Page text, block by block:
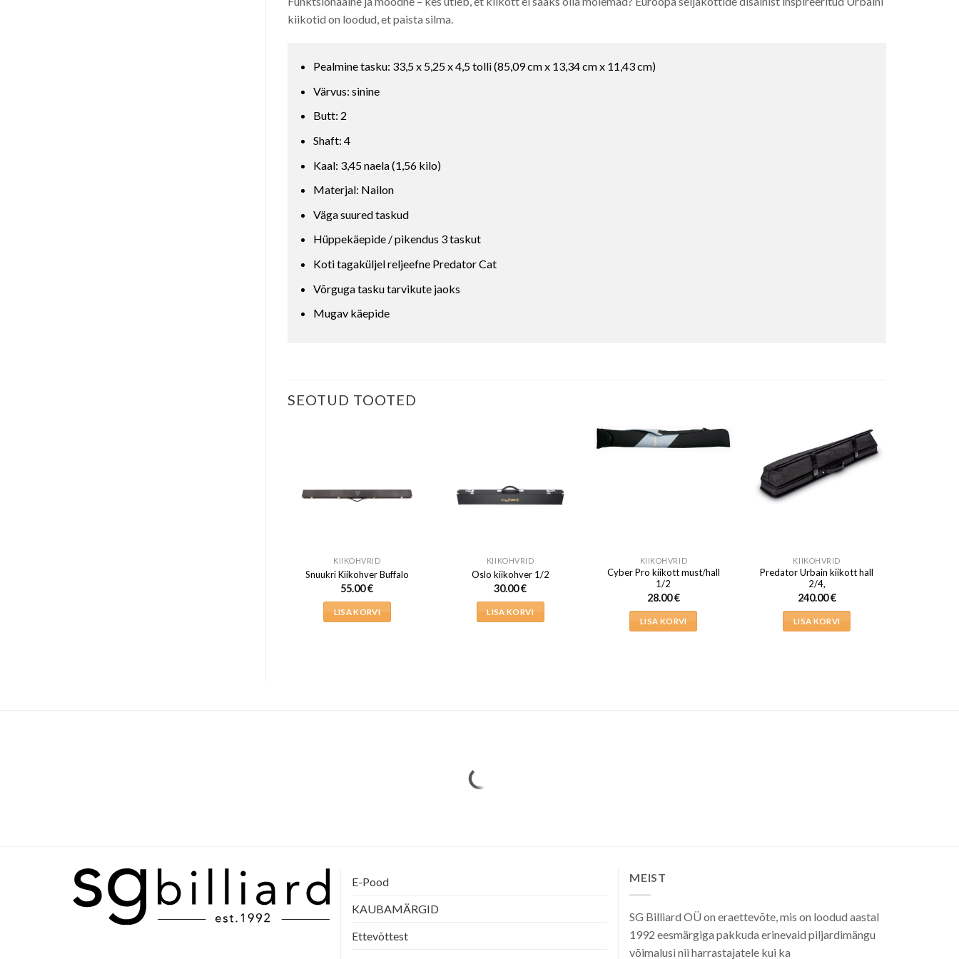
kiikotid on loodud, et paista silma.
Pealmine tasku: 33,5 x 5,25 x 4,5 tolli (85,09 cm x 13,34 cm x 11,43 cm)
Värvus: sinine
Butt: 2
Shaft: 4
Kaal: 3,45 naela (1,56 kilo)
Materjal: Nailon
Väga suured taskud
Hüppekäepide / pikendus 3 taskut
Koti tagaküljel reljeefne Predator Cat
Võrguga tasku tarvikute jaoks
Mugav käepide
SEOTUD TOOTED
KIIKOHVRID
Snuukri Kiikohver Buffalo
55.00€
LISA KORVI
KIIKOHVRID
Oslo kiikohver 1/2
30.00€
LISA KORVI
KIIKOHVRID
Cyber Pro kiikott must/hall
1/2
28.00€
LISA KORVI
KIIKOHVRID
Predator Urbain kiikott hall
2/4,
240.00€
LISA KORVI
E-Pood
KAUBAMÄRGID
Ettevõttest
MEIST
SG Billiard OÜ on eraettevõte, mis on loodud aastal
1992 eesmärgiga pakkuda erinevaid piljardimängu
võimalusi nii harrastajatele kui ka